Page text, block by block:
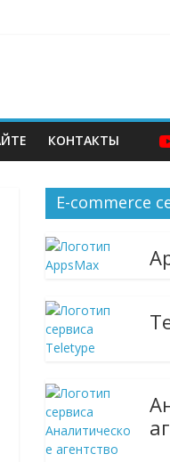
Саратовский НПЗ
КОНТАКТЫ
E-commerce